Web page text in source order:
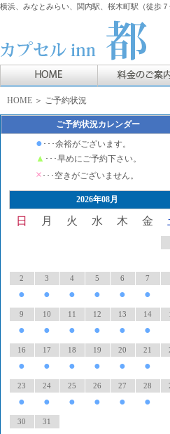
横浜、みなとみらい、関内駅、桜木町駅（徒歩
HOME ＞ ご予約状況
ご予約状況カレンダー
● ･･･余裕がございます。
▲ ･･･早めにご予約下さい。
× ･･･空きがございません。
2026年08月
日 月 火 水 木 金
2
●
3
●
4
●
5
●
6
●
7
●
9
●
10
●
11
●
12
●
13
●
14
●
16
●
17
●
18
●
19
●
20
●
21
●
23
●
24
●
25
●
26
●
27
●
28
●
30 31